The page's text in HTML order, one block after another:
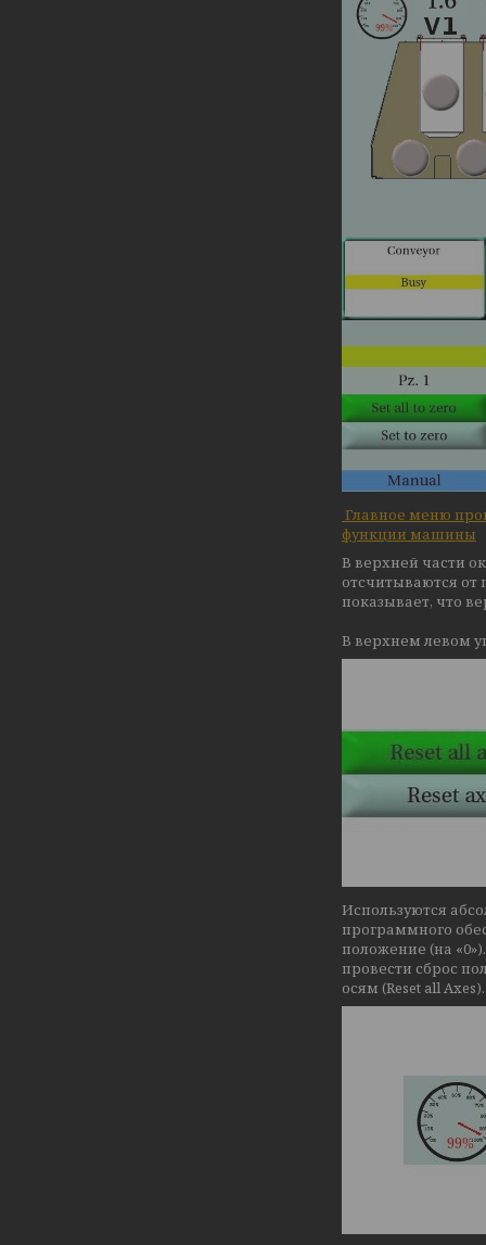
Главное меню
функции машины
В верхней части
отсчитываются от
показывает, что
В верхнем левом
Используются
программного
положение (на
провести сброс
осям (Reset all Axes).